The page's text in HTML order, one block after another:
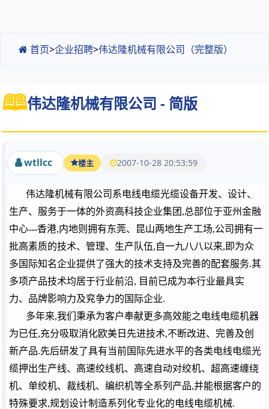
首页>企业招聘>伟达隆机械有限公司（完整版）
伟达隆机械有限公司 - 简版
wtllcc 楼主 2007-10-28 20:53:59
伟达隆机械有限公司系电线电缆光缆设备开发、设计、
生产、服务于一体的外资高科技企业集团 ,总部位于亚州金融
中心---香港,内地则拥有东莞、昆山两地生产工场,公司拥有一
批高素质的技术、管理、生产队伍,自一九八八以来, 即为众
多国际知名企业提供了强大的技术支持及完善的配套服务.其
多项产品技术均居于行业前沿, 目前已成为本行业最具实
力、品牌影响力及兖争力的国际企业.
多年来,我们秉承为客户奉献更多高效能之电线电缆机器
为已任,充分吸取消化欧美日先进技术,不断改进、完善及创
新产品.先后研发了具有当前国际先进水平的各类电线电缆光
缆押出生产线、高速绞线机、高速自动对绞机、超高速缠绕
机、单绞机、裁线机、编织机等全系列产品,并能根据客户的
特殊要求,规划设计制造系列化专业化的电线电缆机械.